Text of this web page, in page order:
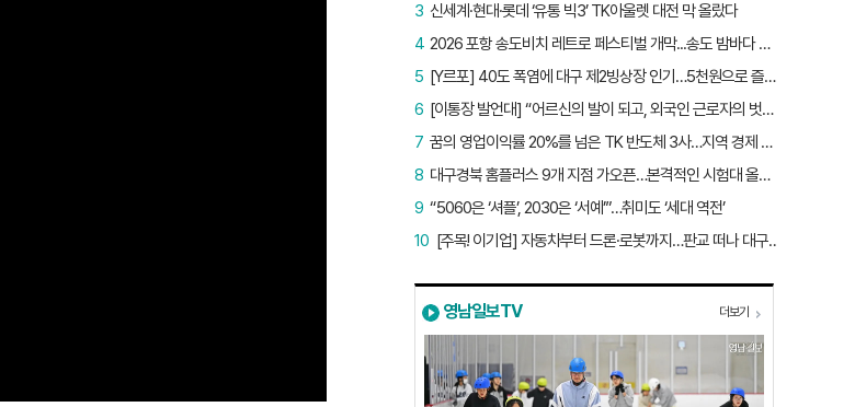
신세계·현대·롯데 ‘유통 빅3’ TK아울렛 대전 막 올랐다
3
2026 포항 송도비치 레트로 페스티벌 개막...송도 밤바다 달군 레트로 열기
4
[Y르포] 40도 폭염에 대구 제2빙상장 인기…5천원으로 즐기는 ‘피서’
5
[이통장 발언대] “어르신의 발이 되고, 외국인 근로자의 벗이 되고”…박상철 이장의 ‘사람 농사’
6
꿈의 영업이익률 20%를 넘은 TK 반도체 3사…지역 경제 생태계 바꾸나
7
대구경북 홈플러스 9개 지점 가오픈…본격적인 시험대 올랐다
8
“5060은 ‘셔플’, 2030은 ‘서예’”…취미도 ‘세대 역전’
9
[주목! 이기업] 자동차부터 드론·로봇까지…판교 떠나 대구 온 ‘괴물 스타트업’
10
영남일보TV 더보기